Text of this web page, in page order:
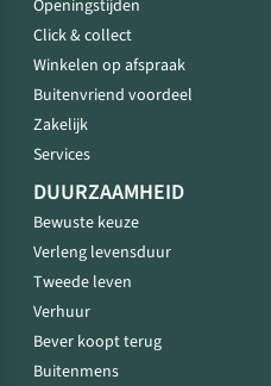
Openingstijden
Click & collect
Winkelen op afspraak
Buitenvriend voordeel
Zakelijk
Services
DUURZAAMHEID
Bewuste keuze
Verleng levensduur
Tweede leven
Verhuur
Bever koopt terug
Buitenmens